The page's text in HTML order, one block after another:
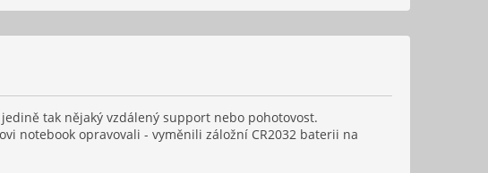
tak nějaký vzdálený support nebo pohotovost.
notebook opravovali - vyměnili záložní CR2032 baterii na